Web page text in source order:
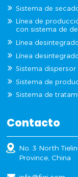
Sistema de
Línea de
con sistema de
Línea
Línea
Sistema dispersor
Sistema de
Sistema de
Contacto
No. 3 North
Province, China